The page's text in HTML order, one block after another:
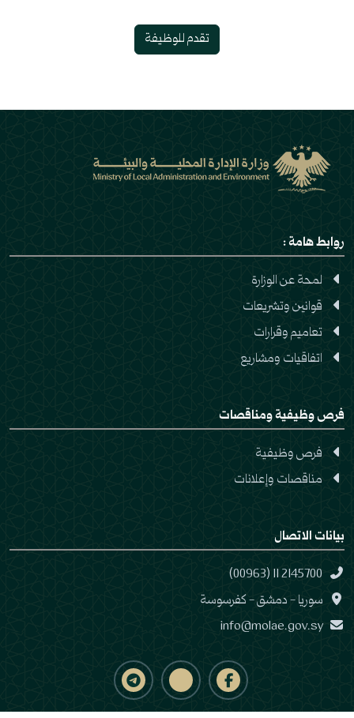
تقدم للوظيفة
روابط هامة :
لمحة عن الوزارة
قوانين وتشريعات
تعاميم وقرارات
اتفاقيات ومشاريع
فرص وظيفية ومناقصات
فرص وظيفية
مناقصات وإعلانات
بيانات الاتصال
(00963) 11 2145700
سوريا - دمشق - كفرسوسة